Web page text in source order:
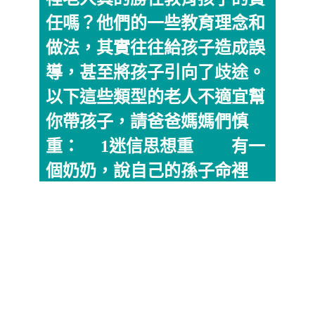
任嗎？他們的一些教育理念和
做法，其實往往給孩子造成誤
導，甚至將孩子引向了歧途。
以下這些類型的老人不適宜幫
你帶孩子，請爸爸媽媽們慎
重： 1迷信思想重 有一
個奶奶，說自己的孫子命裡